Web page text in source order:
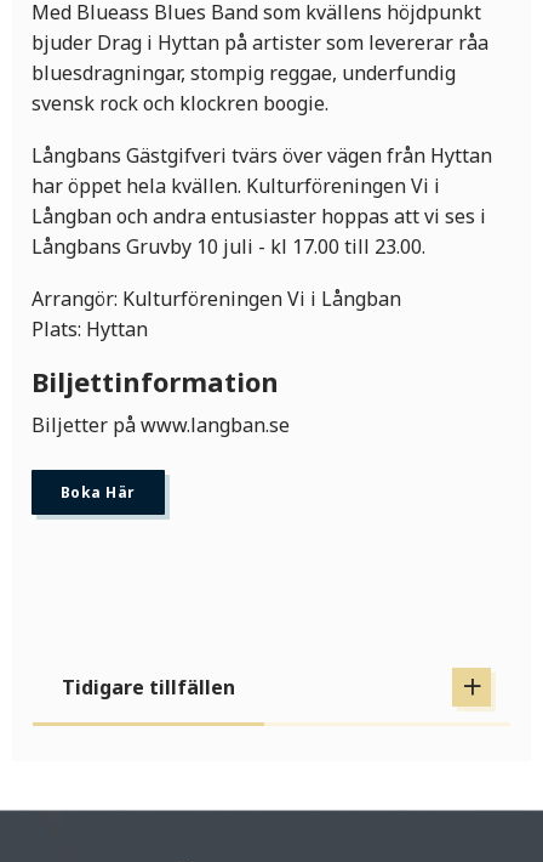
Med Blueass Blues Band som kvällens höjdpunkt
bjuder Drag i Hyttan på artister som levererar råa
bluesdragningar, stompig reggae, underfundig
svensk rock och klockren boogie.
Långbans Gästgifveri tvärs över vägen från Hyttan
har öppet hela kvällen. Kulturföreningen Vi i
Långban och andra entusiaster hoppas att vi ses i
Långbans Gruvby 10 juli - kl 17.00 till 23.00.
Arrangör: Kulturföreningen Vi i Långban
Plats: Hyttan
Biljettinformation
Biljetter på www.langban.se
Boka Här
Tidigare tillfällen